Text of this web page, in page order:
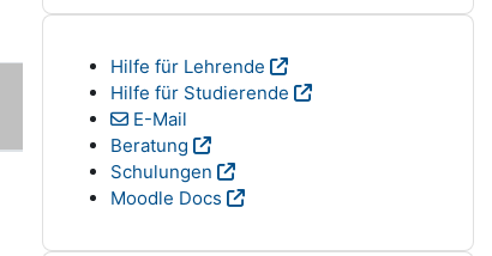
Hilfe für Lehrende
Hilfe für Studierende
E-Mail
Beratung
Schulungen
Moodle Docs